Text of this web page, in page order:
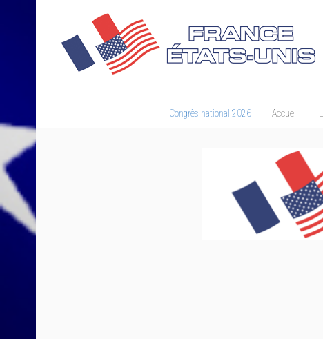
Congrès national 2026 Accueil